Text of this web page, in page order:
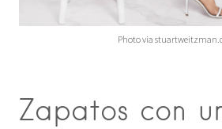
Photo via
Zapatos con